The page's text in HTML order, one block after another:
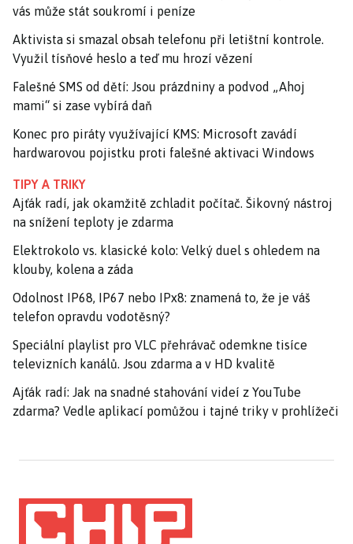
vás může stát soukromí i peníze
Aktivista si smazal obsah telefonu při letištní kontrole.
Využil tísňové heslo a teď mu hrozí vězení
Falešné SMS od dětí: Jsou prázdniny a podvod „Ahoj
mami“ si zase vybírá daň
Konec pro piráty využívající KMS: Microsoft zavádí
hardwarovou pojistku proti falešné aktivaci Windows
TIPY A TRIKY
Ajťák radí, jak okamžitě zchladit počítač. Šikovný nástroj
na snížení teploty je zdarma
Elektrokolo vs. klasické kolo: Velký duel s ohledem na
klouby, kolena a záda
Odolnost IP68, IP67 nebo IPx8: znamená to, že je váš
telefon opravdu vodotěsný?
Speciální playlist pro VLC přehrávač odemkne tisíce
televizních kanálů. Jsou zdarma a v HD kvalitě
Ajťák radí: Jak na snadné stahování videí z YouTube
zdarma? Vedle aplikací pomůžou i tajné triky v prohlížeči